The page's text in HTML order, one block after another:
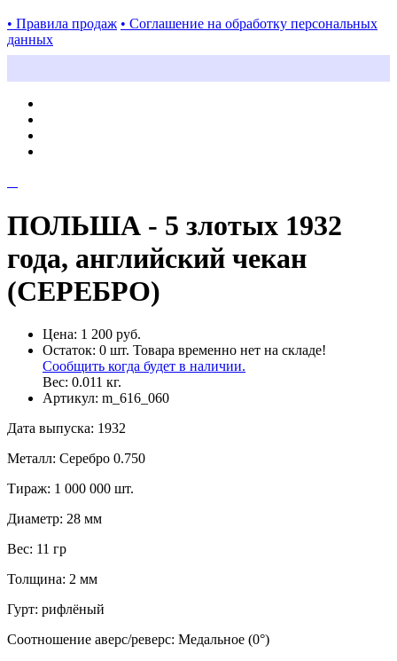
• Правила продаж • Соглашение на обработку персональных
данных
ПОЛЬША - 5 злотых 1932
года, английский чекан
(СЕРЕБРО)
Цена: 1 200 руб.
Остаток: 0 шт. Товара временно нет на складе!
Сообщить когда будет в наличии.
Вес: 0.011 кг.
Артикул: m_616_060
Дата выпуска: 1932
Металл: Серебро 0.750
Тираж: 1 000 000 шт.
Диаметр: 28 мм
Вес: 11 гр
Толщина: 2 мм
Гурт: рифлёный
Соотношение аверс/реверс: Медальное (0°)